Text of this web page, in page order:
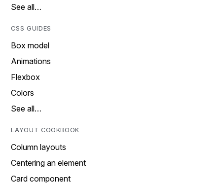
See all…
CSS GUIDES
Box model
Animations
Flexbox
Colors
See all…
LAYOUT COOKBOOK
Column layouts
Centering an element
Card component